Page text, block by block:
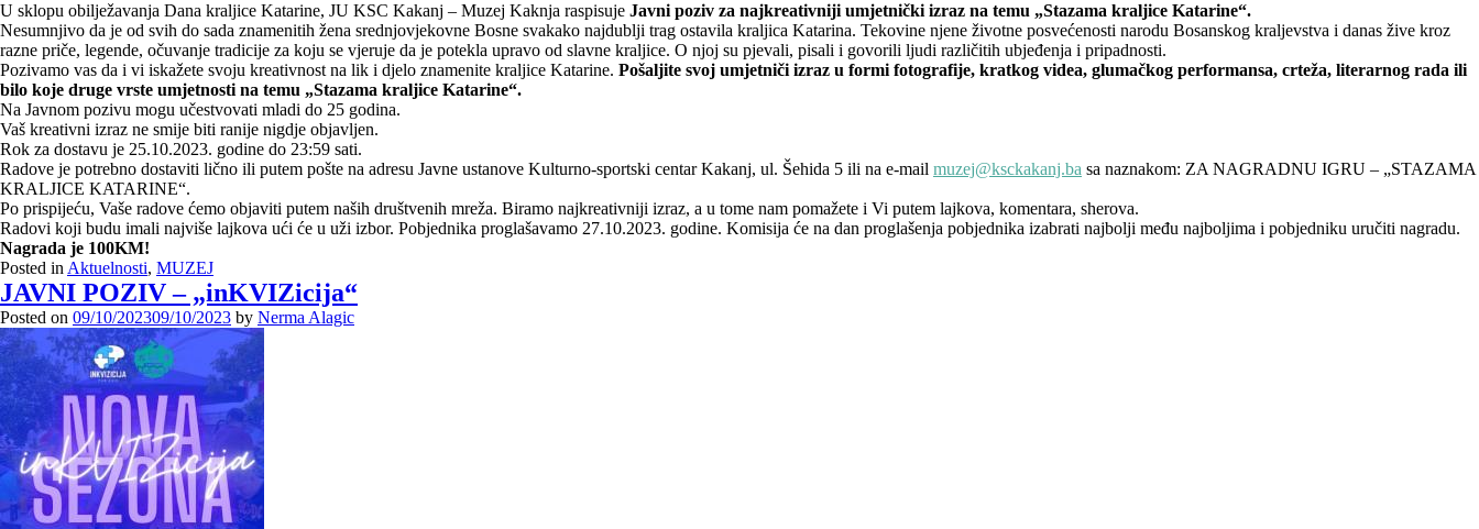
U sklopu obilježavanja Dana kraljice Katarine, JU KSC Kakanj – Muzej Kaknja raspisuje Javni poziv za najkreativniji umjetnički izraz na temu „Stazama kraljice Katarine“.
Nesumnjivo da je od svih do sada znamenitih žena srednjovjekovne Bosne svakako najdublji trag ostavila kraljica Katarina. Tekovine njene životne posvećenosti narodu Bosanskog kraljevstva i danas žive kroz
razne priče, legende, očuvanje tradicije za koju se vjeruje da je potekla upravo od slavne kraljice. O njoj su pjevali, pisali i govorili ljudi različitih ubjeđenja i pripadnosti.
Pozivamo vas da i vi iskažete svoju kreativnost na lik i djelo znamenite kraljice Katarine. Pošaljite svoj umjetniči izraz u formi fotografije, kratkog videa, glumačkog performansa, crteža, literarnog rada ili
bilo koje druge vrste umjetnosti na temu „Stazama kraljice Katarine“.
Na Javnom pozivu mogu učestvovati mladi do 25 godina.
Vaš kreativni izraz ne smije biti ranije nigdje objavljen.
Rok za dostavu je 25.10.2023. godine do 23:59 sati.
Radove je potrebno dostaviti lično ili putem pošte na adresu Javne ustanove Kulturno-sportski centar Kakanj, ul. Šehida 5 ili na e-mail muzej@ksckakanj.ba sa naznakom: ZA NAGRADNU IGRU – „STAZAMA
KRALJICE KATARINE“.
Po prispijeću, Vaše radove ćemo objaviti putem naših društvenih mreža. Biramo najkreativniji izraz, a u tome nam pomažete i Vi putem lajkova, komentara, sherova.
Radovi koji budu imali najviše lajkova ući će u uži izbor. Pobjednika proglašavamo 27.10.2023. godine. Komisija će na dan proglašenja pobjednika izabrati najbolji među najboljima i pobjedniku uručiti nagradu.
Nagrada je 100KM!
Posted in Aktuelnosti, MUZEJ
JAVNI POZIV – „inKVIZicija“
Posted on 09/10/202309/10/2023 by Nerma Alagic